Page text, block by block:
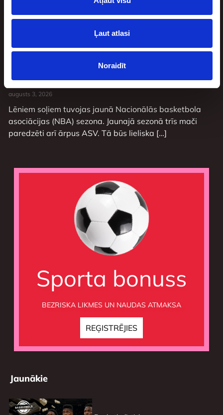
Ļaut atlasi
Noraidīt
Vembanjama Eiropā: NBA mači jaunajā
sezonā, kas nenorisināsies ASV
augusts 3, 2026
Lēniem soļiem tuvojas jaunā Nacionālās basketbola
asociācijas (NBA) sezona. Jaunajā sezonā trīs mači
paredzēti arī ārpus ASV. Tā būs lieliska […]
Sporta bonuss
BEZRISKA LIKMES UN NAUDAS ATMAKSA
Jaunākie